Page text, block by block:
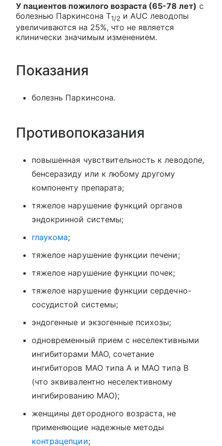
У пациентов пожилого возраста (65-78 лет) с
болезнью Паркинсона T1/2 и AUC леводопы
увеличиваются на 25%, что не является
клинически значимым изменением.
Показания
болезнь Паркинсона.
Противопоказания
повышенная чувствительность к леводопе,
бенсеразиду или к любому другому
компоненту препарата;
тяжелое нарушение функций органов
эндокринной системы;
глаукома;
тяжелое нарушение функции печени;
тяжелое нарушение функции почек;
тяжелое нарушение функции сердечно-
сосудистой системы;
эндогенные и экзогенные психозы;
одновременный прием с неселективными
ингибиторами МАО, сочетание
ингибиторов МАО типа А и МАО типа В
(что эквивалентно неселективному
ингибированию МАО);
женщины детородного возраста, не
применяющие надежные методы
контрацепции;